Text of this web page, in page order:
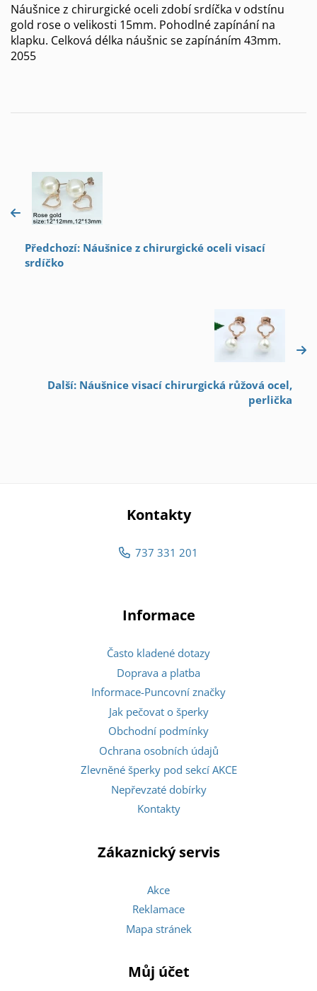
Náušnice z chirurgické oceli zdobí srdíčka v odstínu
gold rose o velikosti 15mm. Pohodlné zapínání na
klapku. Celková délka náušnic se zapínáním 43mm.
2055
Předchozí: Náušnice z chirurgické oceli visací
srdíčko
Další: Náušnice visací chirurgická růžová ocel,
perlička
Kontakty
737 331 201
Informace
Často kladené dotazy
Doprava a platba
Informace-Puncovní značky
Jak pečovat o šperky
Obchodní podmínky
Ochrana osobních údajů
Zlevněné šperky pod sekcí AKCE
Nepřevzaté dobírky
Kontakty
Zákaznický servis
Akce
Reklamace
Mapa stránek
Můj účet